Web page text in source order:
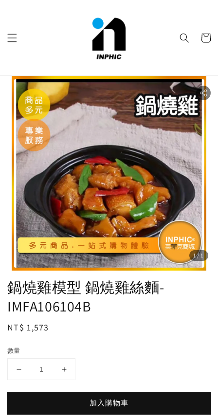
1/1
鍋燒雞模型 鍋燒雞絲麵-
IMFA106104B
Regular
NT$ 1,573
數量
加入購物車